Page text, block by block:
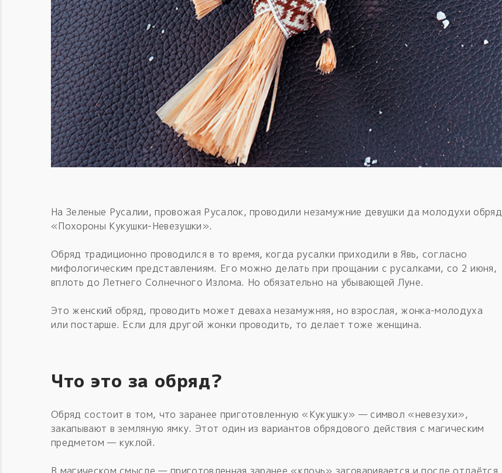
На Зеленые Русалии, провожая Русалок, проводили незамужние девушки да молодухи обряд
«Похороны Кукушки-Невезушки».
Обряд традиционно проводился в то время, когда русалки приходили в Явь, согласно
мифологическим представлениям. Его можно делать при прощании с русалками, со 2 июня,
вплоть до Летнего Солнечного Излома. Но обязательно на убывающей Луне.
Это женский обряд, проводить может деваха незамужняя, но взрослая, жонка-молодуха
или постарше. Если для другой жонки проводить, то делает тоже женщина.
Что это за обряд?
Обряд состоит в том, что заранее приготовленную «Кукушку» — символ «невезухи»,
закапывают в земляную ямку. Этот один из вариантов обрядового действия с магическим
предметом — куклой.